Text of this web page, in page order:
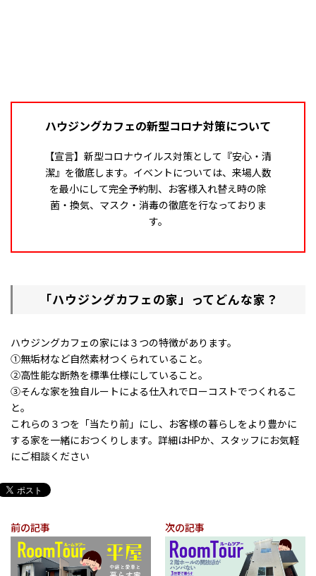
ハウジングカフェの新型コロナ対策について
【宣言】新型コロナウイルス対策として『安心・清
潔』を徹底します。イベントについては、来場人数
を最小にして完全予約制、お客様入れ替え時の除
菌・換気、マスク・消毒の徹底を行なっておりま
す。
「ハウジングカフェの家」ってどんな家？
ハウジングカフェの家には３つの特徴があります。
①無垢材など自然素材つくられていること。
②高性能な断熱を標準仕様にしていること。
③そんな家を独自ルートによる仕入れでローコストでつくれるこ
と。
これらの３つを「当たり前」にし、お客様の暮らしをより豊かに
する家を一緒におつくりします。詳細はHPか、スタッフにお気軽
にご相談ください
前の記事 次の記事